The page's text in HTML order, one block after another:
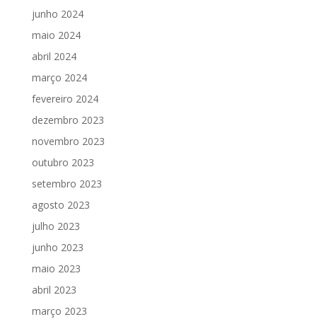
junho 2024
maio 2024
abril 2024
março 2024
fevereiro 2024
dezembro 2023
novembro 2023
outubro 2023
setembro 2023
agosto 2023
julho 2023
junho 2023
maio 2023
abril 2023
março 2023